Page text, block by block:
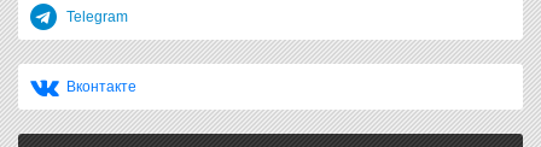
Telegram
Вконтакте